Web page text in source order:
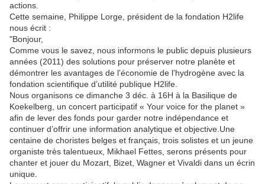
actions.
Cette semaine, Philippe Lorge, président de la fondation H2life
nous écrit :
"Bonjour,
Comme vous le savez, nous informons le public depuis plusieurs
années (2011) des solutions pour préserver notre planète et
démontrer les avantages de l’économie de l’hydrogène avec la
fondation scientifique d’utilité publique H2life.
Nous organisons ce dimanche 3 déc. à 16H à la Basilique de
Koekelberg, un concert participatif « Your voice for the planet »
afin de lever des fonds pour garder notre indépendance et
continuer d’offrir une information analytique et objective.Une
centaine de choristes belges et français, trois solistes et un jeune
organiste très talentueux, Mikhael Fettes, serons présents pour
chanter et jouer du Mozart, Bizet, Wagner et Vivaldi dans un écrin
unique.